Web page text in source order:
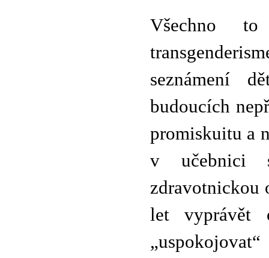
Všechno
seznámení
budoucích
promiskuitu a
v učebnici
zdravotnickou
let vyprávět